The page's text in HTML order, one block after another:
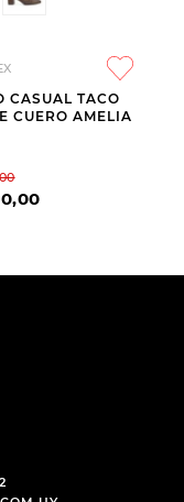
CASUAL TACO
CUERO AMELIA
,00